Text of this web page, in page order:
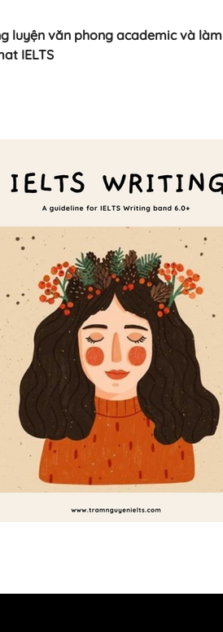
luyện văn phong academic và làm
IELTS